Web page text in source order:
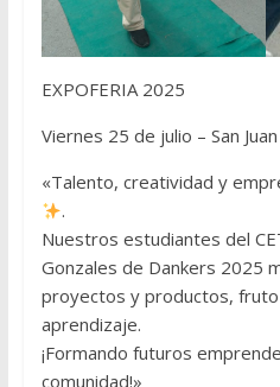
EXPOFERIA 2025
Viernes 25 de julio – San
«Talento, creatividad y
.
Nuestros estudiantes del
Gonzales de Dankers 2025
proyectos y productos,
aprendizaje.
¡Formando futuros
comunidad!»